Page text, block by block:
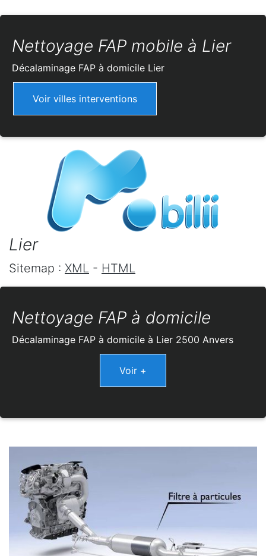
Nettoyage FAP mobile à Lier
Décalaminage FAP à domicile Lier
Voir villes interventions
Lier
Sitemap : XML - HTML
Nettoyage FAP à domicile
Décalaminage FAP à domicile à Lier 2500 Anvers
Voir +